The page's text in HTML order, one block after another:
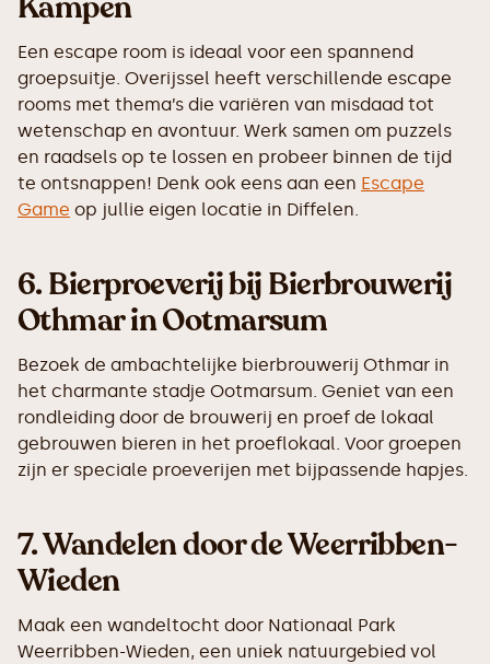
Een escape room is ideaal voor een spannend
groepsuitje. Overijssel heeft verschillende escape
rooms met thema’s die variëren van misdaad tot
wetenschap en avontuur. Werk samen om puzzels
en raadsels op te lossen en probeer binnen de tijd
te ontsnappen! Denk ook eens aan een Escape
Game op jullie eigen locatie in Diffelen.
6.Bierproeverij bij Bierbrouwerij
Othmar in Ootmarsum
Bezoek de ambachtelijke bierbrouwerij Othmar in
het charmante stadje Ootmarsum. Geniet van een
rondleiding door de brouwerij en proef de lokaal
gebrouwen bieren in het proeflokaal. Voor groepen
zijn er speciale proeverijen met bijpassende hapjes.
7.Wandelen door de Weerribben-
Wieden
Maak een wandeltocht door Nationaal Park
Weerribben-Wieden, een uniek natuurgebied vol